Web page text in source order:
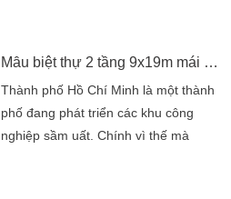
Thiệp trú quán tại Quận 12, Tp. Hồ
Chí Minh đã đưa ra một số phương
án xây căn nhà làm tổ ấm sinh hoạt
cho đại gia […]
Mẫu biệt thự 2 tầng 9x19m mái thái chi phí 1 tỷ 900 triệu
Thành phố Hồ Chí Minh là một thành
phố đang phát triển các khu công
nghiệp sầm uất. Chính vì thế mà